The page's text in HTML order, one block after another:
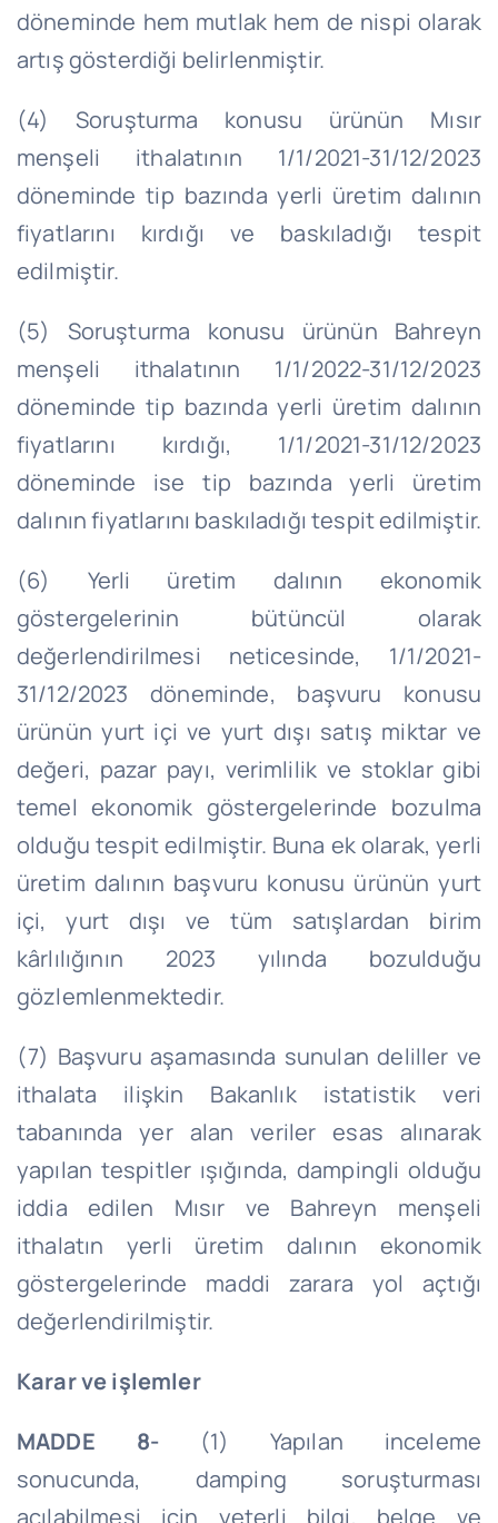
döneminde hem mutlak hem de nispi olarak
artış gösterdiği belirlenmiştir.
(4) Soruşturma konusu ürünün Mısır
menşeli ithalatının 1/1/2021-31/12/2023
döneminde tip bazında yerli üretim dalının
fiyatlarını kırdığı ve baskıladığı tespit
edilmiştir.
(5) Soruşturma konusu ürünün Bahreyn
menşeli ithalatının 1/1/2022-31/12/2023
döneminde tip bazında yerli üretim dalının
fiyatlarını kırdığı, 1/1/2021-31/12/2023
döneminde ise tip bazında yerli üretim
dalının fiyatlarını baskıladığı tespit edilmiştir.
(6) Yerli üretim dalının ekonomik
göstergelerinin bütüncül olarak
değerlendirilmesi neticesinde, 1/1/2021-
31/12/2023 döneminde, başvuru konusu
ürünün yurt içi ve yurt dışı satış miktar ve
değeri, pazar payı, verimlilik ve stoklar gibi
temel ekonomik göstergelerinde bozulma
olduğu tespit edilmiştir. Buna ek olarak, yerli
üretim dalının başvuru konusu ürünün yurt
içi, yurt dışı ve tüm satışlardan birim
kârlılığının 2023 yılında bozulduğu
gözlemlenmektedir.
(7) Başvuru aşamasında sunulan deliller ve
ithalata ilişkin Bakanlık istatistik veri
tabanında yer alan veriler esas alınarak
yapılan tespitler ışığında, dampingli olduğu
iddia edilen Mısır ve Bahreyn menşeli
ithalatın yerli üretim dalının ekonomik
göstergelerinde maddi zarara yol açtığı
değerlendirilmiştir.
Karar ve işlemler
MADDE 8- (1) Yapılan inceleme
sonucunda, damping soruşturması
açılabilmesi için yeterli bilgi, belge ve